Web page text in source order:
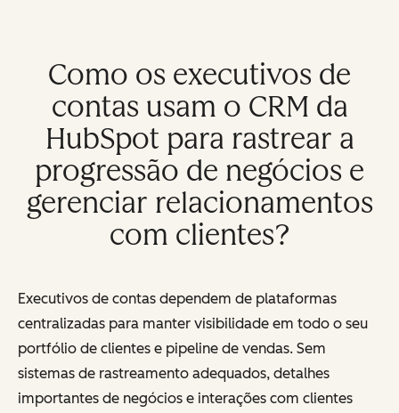
Como os executivos de
contas usam o CRM da
HubSpot para rastrear a
progressão de negócios e
gerenciar relacionamentos
com clientes?
Executivos de contas dependem de plataformas
centralizadas para manter visibilidade em todo o seu
portfólio de clientes e pipeline de vendas. Sem
sistemas de rastreamento adequados, detalhes
importantes de negócios e interações com clientes